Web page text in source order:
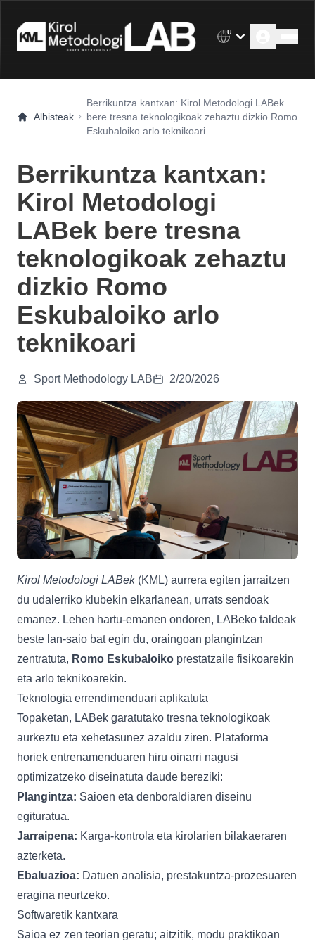
EU
Albisteak
Berrikuntza kantxan: Kirol Metodologi LABek
bere tresna teknologikoak zehaztu dizkio Romo
Eskubaloiko arlo teknikoari
Berrikuntza kantxan:
Kirol Metodologi
LABek bere tresna
teknologikoak zehaztu
dizkio Romo
Eskubaloiko arlo
teknikoari
Sport Methodology LAB 2/20/2026
Kirol Metodologi LABek(KML) aurrera egiten jarraitzen
du udalerriko klubekin elkarlanean, urrats sendoak
emanez. Lehen hartu-emanen ondoren, LABeko taldeak
beste lan-saio bat egin du, oraingoan plangintzan
zentratuta, Romo Eskubaloiko prestatzaile fisikoarekin
eta arlo teknikoarekin.
Teknologia errendimenduari aplikatuta
Topaketan, LABek garatutako tresna teknologikoak
aurkeztu eta xehetasunez azaldu ziren. Plataforma
horiek entrenamenduaren hiru oinarri nagusi
optimizatzeko diseinatuta daude bereziki:
Plangintza: Saioen eta denboraldiaren diseinu
egituratua.
Jarraipena: Karga-kontrola eta kirolarien bilakaeraren
azterketa.
Ebaluazioa: Datuen analisia, prestakuntza-prozesuaren
eragina neurtzeko.
Softwaretik kantxara
Saioa ez zen teorian geratu; aitzitik, modu praktikoan